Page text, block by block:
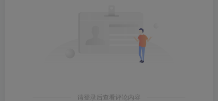
请登录后查看评论内容